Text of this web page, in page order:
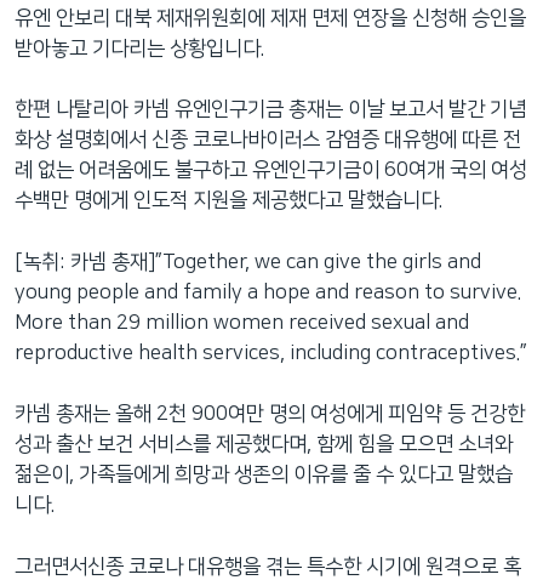
유엔 안보리 대북 제재위원회에 제재 면제 연장을 신청해 승인을
받아놓고 기다리는 상황입니다.
한편 나탈리아 카넴 유엔인구기금 총재는 이날 보고서 발간 기념
화상 설명회에서 신종 코로나바이러스 감염증 대유행에 따른 전
례 없는 어려움에도 불구하고 유엔인구기금이 60여개 국의 여성
수백만 명에게 인도적 지원을 제공했다고 말했습니다.
[녹취: 카넴 총재]”Together, we can give the girls and
young people and family a hope and reason to survive.
More than 29 million women received sexual and
reproductive health services, including contraceptives.”
카넴 총재는 올해 2천 900여만 명의 여성에게 피임약 등 건강한
성과 출산 보건 서비스를 제공했다며, 함께 힘을 모으면 소녀와
젊은이, 가족들에게 희망과 생존의 이유를 줄 수 있다고 말했습
니다.
그러면서신종 코로나 대유행을 겪는 특수한 시기에 원격으로 혹